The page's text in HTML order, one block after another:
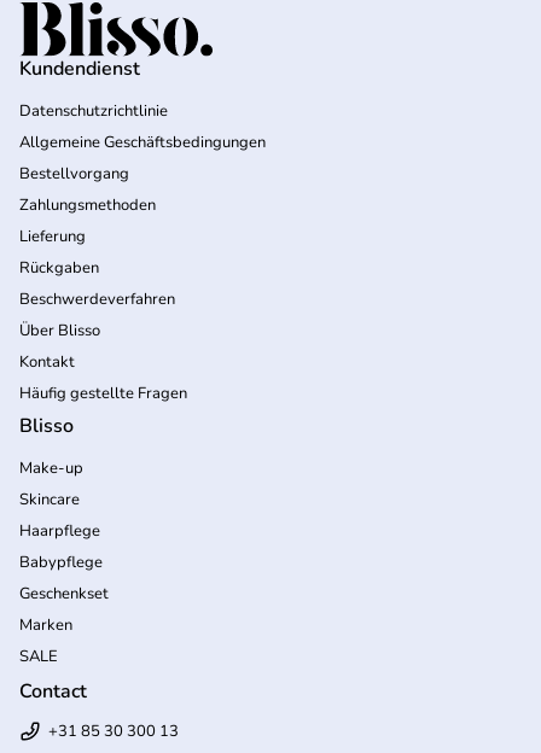
Startseite
Kundendienst
Datenschutzrichtlinie
Allgemeine Geschäftsbedingungen
Bestellvorgang
Zahlungsmethoden
Lieferung
Rückgaben
Beschwerdeverfahren
Über Blisso
Kontakt
Häufig gestellte Fragen
Blisso
Make-up
Skincare
Haarpflege
Babypflege
Geschenkset
Marken
SALE
Contact
+31 85 30 300 13